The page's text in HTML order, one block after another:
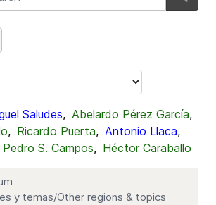
Saludes, Abelardo Pérez García,
, Ricardo Puerta, Antonio Llaca,
Pedro S. Campos, Héctor Caraballo
y temas/Other regions & topics